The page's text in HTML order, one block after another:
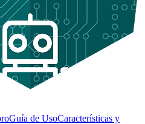
Guía de UsoCaracterísticas y